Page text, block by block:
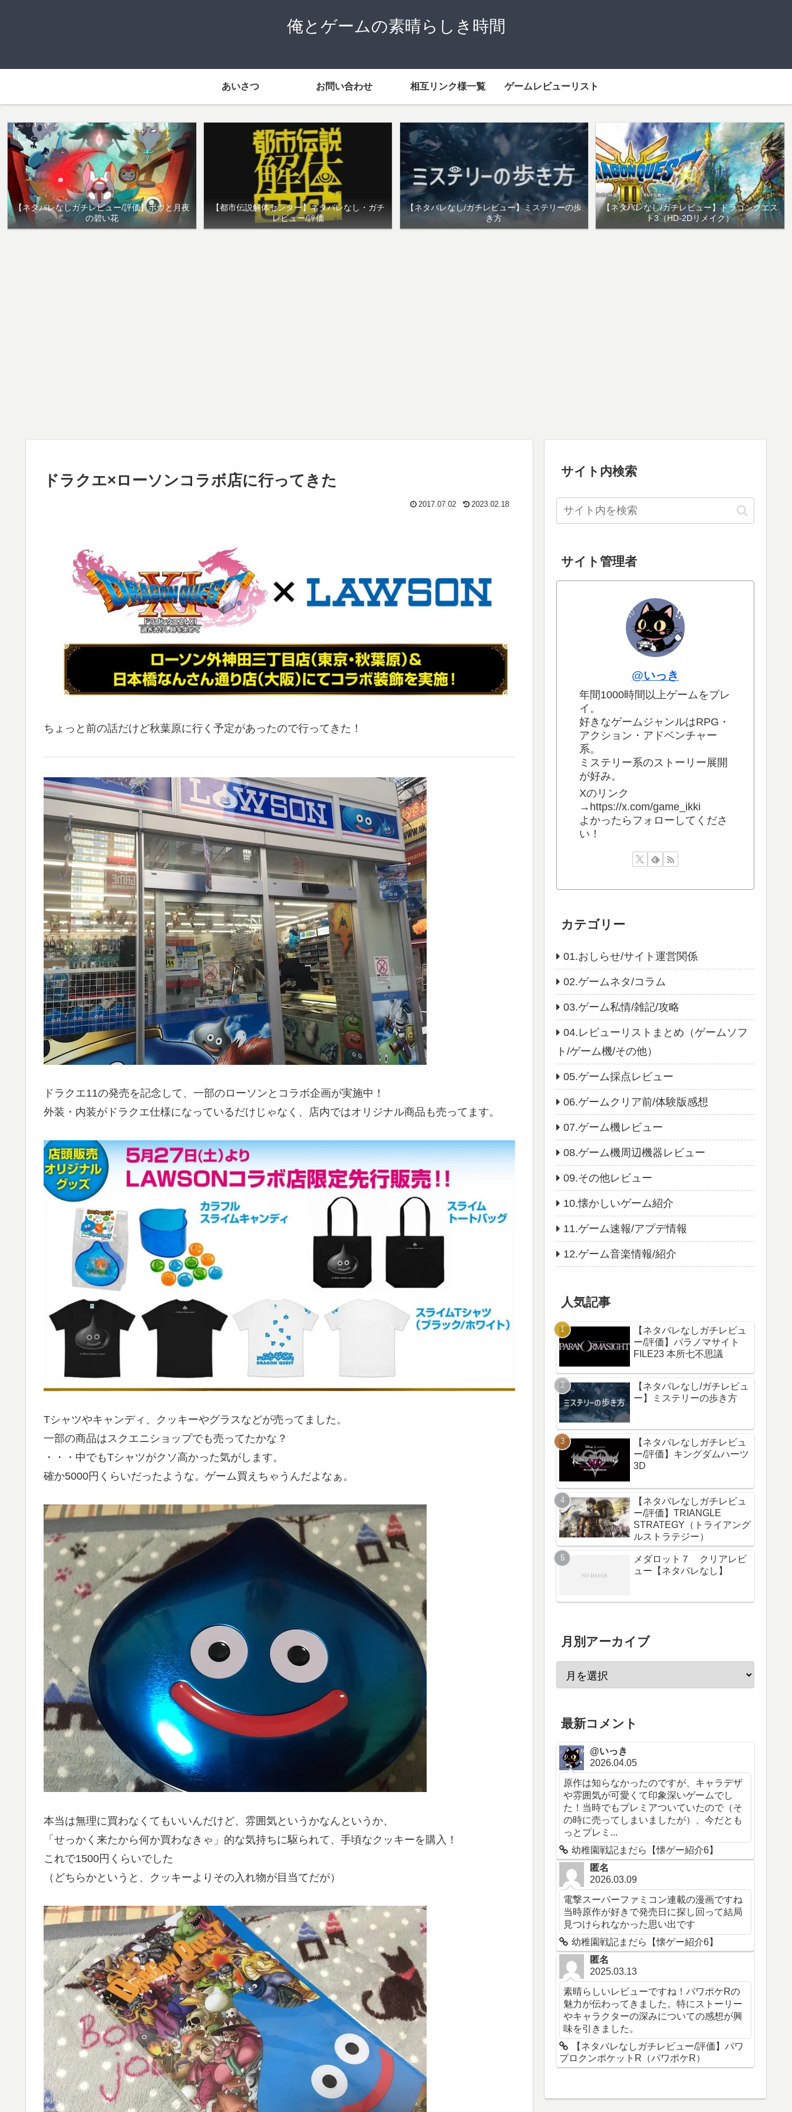
俺とゲームの素晴らしき時間
あいさつ お問い合わせ 相互リンク様一覧 ゲームレビューリスト
【ネタバレなしガチレビュー/評価】ボウと月夜
の碧い花
【都市伝説解体センター】ネタバレなし・ガチ
レビュー/評価
【ネタバレなし/ガチレビュー】ミステリーの歩
き方
【ネタバレなし/ガチレビュー】ドラゴンクエス
ト3（HD-2Dリメイク）
ドラクエ×ローソンコラボ店に行ってきた
2017.07.02 2023.02.18
ちょっと前の話だけど秋葉原に行く予定があったので行ってきた！
ドラクエ11の発売を記念して、一部のローソンとコラボ企画が実施中！
外装・内装がドラクエ仕様になっているだけじゃなく、店内ではオリジナル商品も売ってます。
Tシャツやキャンディ、クッキーやグラスなどが売ってました。
一部の商品はスクエニショップでも売ってたかな？
・・・中でもTシャツがクソ高かった気がします。
確か5000円くらいだったような。ゲーム買えちゃうんだよなぁ。
本当は無理に買わなくてもいいんだけど、雰囲気というかなんというか、
「せっかく来たから何か買わなきゃ」的な気持ちに駆られて、手頃なクッキーを購入！
これで1500円くらいでした
（どちらかというと、クッキーよりその入れ物が目当てだが）
サイト内検索
サイト管理者
@いっき
年間1000時間以上ゲームをプレ
イ。
好きなゲームジャンルはRPG・
アクション・アドベンチャー
系。
ミステリー系のストーリー展開
が好み。
Xのリンク
→https://x.com/game_ikki
よかったらフォローしてくださ
い！
カテゴリー
01.おしらせ/サイト運営関係
02.ゲームネタ/コラム
03.ゲーム私情/雑記/攻略
04.レビューリストまとめ（ゲームソフ
ト/ゲーム機/その他）
05.ゲーム採点レビュー
06.ゲームクリア前/体験版感想
07.ゲーム機レビュー
08.ゲーム機周辺機器レビュー
09.その他レビュー
10.懐かしいゲーム紹介
11.ゲーム速報/アプデ情報
12.ゲーム音楽情報/紹介
人気記事
【ネタバレなしガチレビュ
ー/評価】パラノマサイト
FILE23 本所七不思議
【ネタバレなし/ガチレビュ
ー】ミステリーの歩き方
【ネタバレなしガチレビュ
ー/評価】キングダムハーツ
3D
【ネタバレなしガチレビュ
ー/評価】TRIANGLE
STRATEGY（トライアング
ルストラテジー）
メダロット７ クリアレビ
ュー【ネタバレなし】
月別アーカイブ
最新コメント
@いっき
2026.04.05
原作は知らなかったのですが、キャラデザ
や雰囲気が可愛くて印象深いゲームでし
た！当時でもプレミアついていたので（そ
の時に売ってしまいましたが）、今だとも
っとプレミ...
幼稚園戦記まだら【懐ゲー紹介6】
匿名
2026.03.09
電撃スーパーファミコン連載の漫画ですね
当時原作が好きで発売日に探し回って結局
見つけられなかった思い出です
幼稚園戦記まだら【懐ゲー紹介6】
匿名
2025.03.13
素晴らしいレビューですね！パワポケRの
魅力が伝わってきました。特にストーリー
やキャラクターの深みについての感想が興
味を引きました。
【ネタバレなしガチレビュー/評価】パワ
プロクンポケットR（パワポケR）